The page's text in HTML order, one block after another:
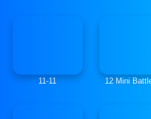
11-11 12 Mini